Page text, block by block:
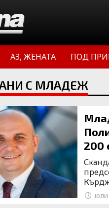
АЗ, ЖЕНАТА ПОД
С МЛАДЕЖ
200
юли